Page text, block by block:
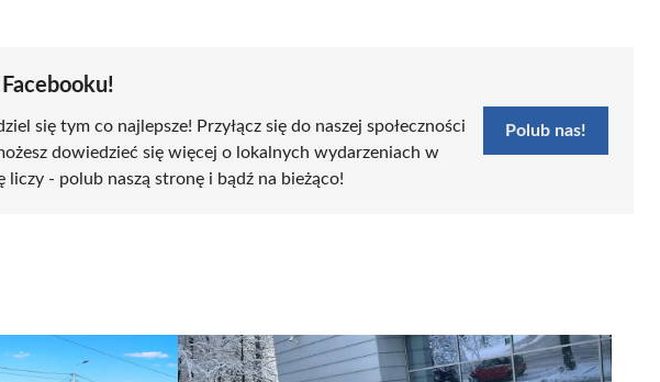
Facebooku!
się tym co najlepsze! Przyłącz się do naszej społeczności
dowiedzieć się więcej o lokalnych wydarzeniach w
liczy - polub naszą stronę i bądź na bieżąco!
Polub nas!